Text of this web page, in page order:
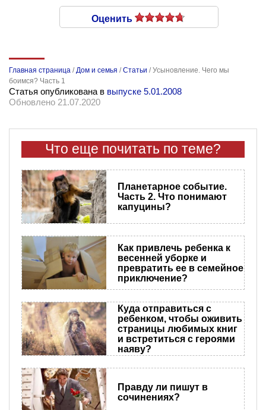
Оценить
Главная страница /Дом и семья /Статьи /Усыновление. Чего мы
боимся? Часть 1
Статья опубликована в выпуске 5.01.2008
Обновлено 21.07.2020
Что еще почитать по теме?
Планетарное событие.
Часть 2. Что понимают
капуцины?
Как привлечь ребенка к
весенней уборке и
превратить ее в семейное
приключение?
Куда отправиться с
ребенком, чтобы оживить
страницы любимых книг
и встретиться с героями
наяву?
Правду ли пишут в
сочинениях?